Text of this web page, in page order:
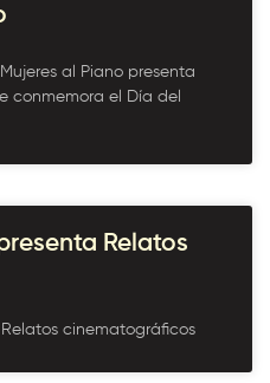
al Piano presenta
conmemora el Día del
Relatos
cinematográficos